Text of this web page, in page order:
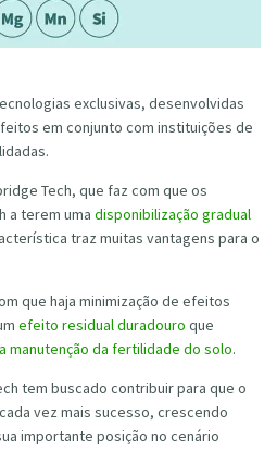
exclusivas, desenvolvidas
em conjunto com instituições de
Tech, que faz com que os
a terem uma disponibilização gradual
traz muitas vantagens para o
que haja minimização de efeitos
efeito residual duradouro que
manutenção da fertilidade do solo.
tem buscado contribuir para que o
vez mais sucesso, crescendo
importante posição no cenário